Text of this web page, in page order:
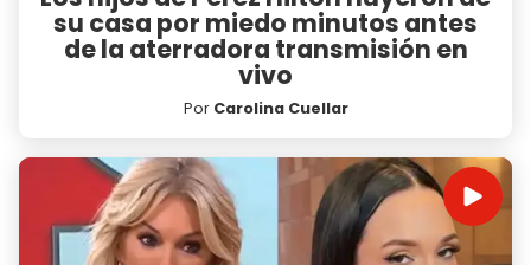
su casa por miedo minutos antes
de la aterradora transmisión en
vivo
Por Carolina Cuellar